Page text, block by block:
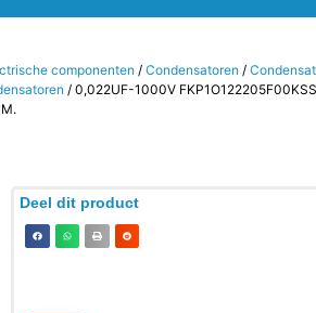
componenten /Condensatoren /
/ 0,022UF-1000V
Deel dit product